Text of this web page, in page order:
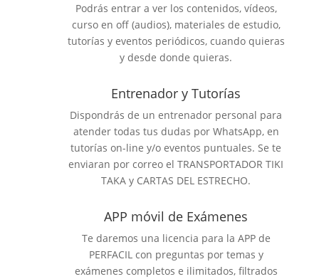
Podrás entrar a ver los contenidos, vídeos,
curso en off (audios), materiales de estudio,
tutorías y eventos periódicos, cuando quieras
y desde donde quieras.
Entrenador y Tutorías
Dispondrás de un entrenador personal para
atender todas tus dudas por WhatsApp, en
tutorías on-line y/o eventos puntuales. Se te
enviaran por correo el TRANSPORTADOR TIKI
TAKA y CARTAS DEL ESTRECHO.
APP móvil de Exámenes
Te daremos una licencia para la APP de
PERFACIL con preguntas por temas y
exámenes completos e ilimitados, filtrados